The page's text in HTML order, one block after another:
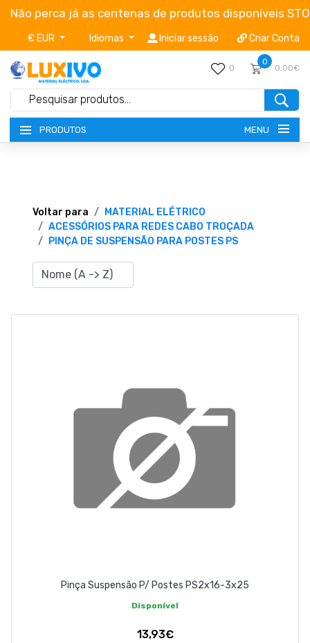
Não perca já as centenas de produtos disponíveis
€ EUR Idiomas Iniciar sessão Criar Conta
0
0
0,00€
PRODUTOS MENU
TERMOS E CONDIÇÕES
CATÁLOGOS
CAMPANHAS
EMPRESA
Voltar para
MATERIAL ELÉTRICO
ACESSÓRIOS PARA REDES CABO TROÇADA
PINÇA DE SUSPENSÃO PARA POSTES PS
Pinça Suspensão P/ Postes PS2x16-3x25
Disponível
13,93€